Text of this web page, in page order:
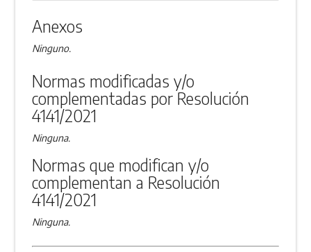
Anexos
Ninguno.
Normas modificadas y/o
complementadas por Resolución
4141/2021
Ninguna.
Normas que modifican y/o
complementan a Resolución
4141/2021
Ninguna.